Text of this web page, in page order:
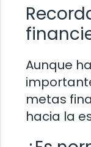
Aunque
metas
hacia la